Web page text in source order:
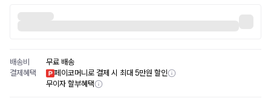
배송비
무료 배송
결제혜택
페이코머니로 결제 시 최대 5만원 할인
무이자 할부혜택